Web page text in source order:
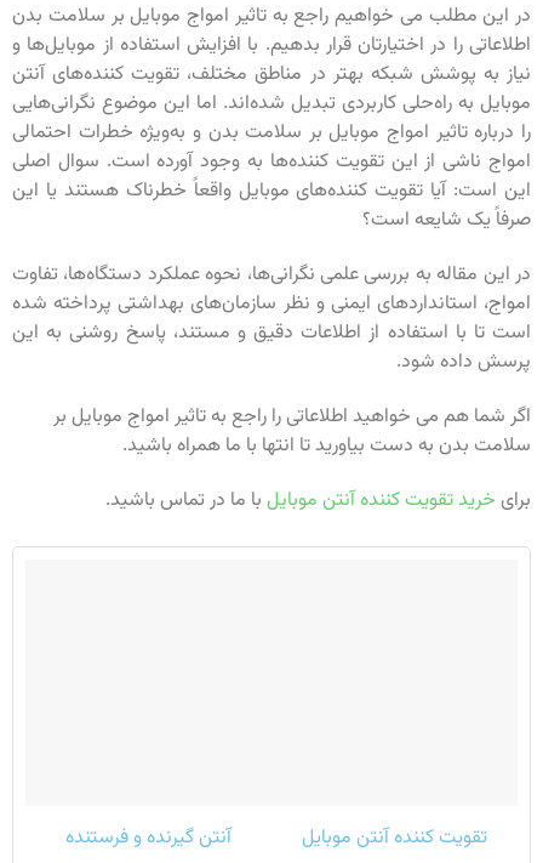
در این مطلب می خواهیم راجع به تاثیر امواج موبایل بر سلامت بدن
اطلاعاتی را در اختیارتان قرار بدهیم. با افزایش استفاده از موبایل‌ها و
نیاز به پوشش شبکه بهتر در مناطق مختلف، تقویت کننده‌های آنتن
موبایل به راه‌حلی کاربردی تبدیل شده‌اند. اما این موضوع نگرانی‌هایی
را درباره تاثیر امواج موبایل بر سلامت بدن و به‌ویژه خطرات احتمالی
امواج ناشی از این تقویت کننده‌ها به وجود آورده است. سوال اصلی
این است: آیا تقویت کننده‌های موبایل واقعاً خطرناک هستند یا این
صرفاً یک شایعه است؟
در این مقاله به بررسی علمی نگرانی‌ها، نحوه عملکرد دستگاه‌ها، تفاوت
امواج، استانداردهای ایمنی و نظر سازمان‌های بهداشتی پرداخته شده
است تا با استفاده از اطلاعات دقیق و مستند، پاسخ روشنی به این
پرسش داده شود.
اگر شما هم می خواهید اطلاعاتی را راجع به تاثیر امواج موبایل بر
سلامت بدن به دست بیاورید تا انتها با ما همراه باشید.
برای خرید تقویت کننده آنتن موبایل با ما در تماس باشید.
تقویت کننده آنتن موبایل آنتن گیرنده و فرستنده